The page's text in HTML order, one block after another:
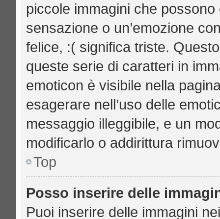
piccole immagini che
sensazione o un’emozione
felice, :( significa triste.
queste serie di caratteri in
emoticon è visibile nella
esagerare nell’uso delle
messaggio illeggibile, e un
modificarlo o addirittura
Top
Posso inserire delle
Puoi inserire delle immagini